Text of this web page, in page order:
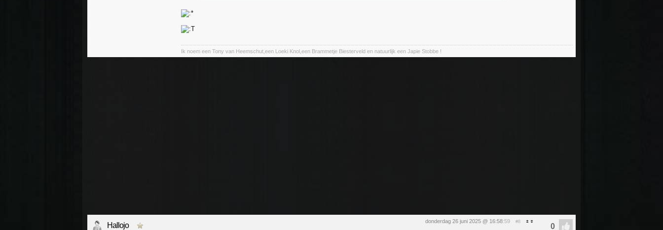
Ik noem een Tony van Heemschut,een Loeki Knol,een Brammetje Biesterveld en natuurlijk een Japie Stobbe !
donderdag 26 juni 2025 @ 16:58:59 #8
Hallojo